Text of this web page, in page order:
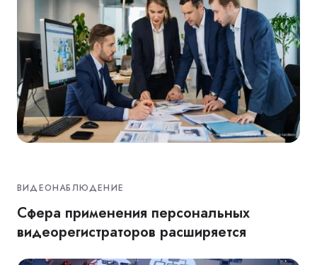
ВИДЕОНАБЛЮДЕНИЕ
Сфера применения персональных
видеорегистраторов расширяется